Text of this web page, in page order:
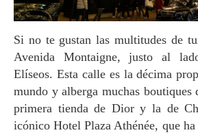
Si no te gustan las multitudes de turistas, pasea por la
Avenida Montaigne, justo al
Elíseos. Esta calle es la décima
mundo y alberga muchas boutiques
primera tienda de Dior y la de
icónico Hotel Plaza Athénée, que ha